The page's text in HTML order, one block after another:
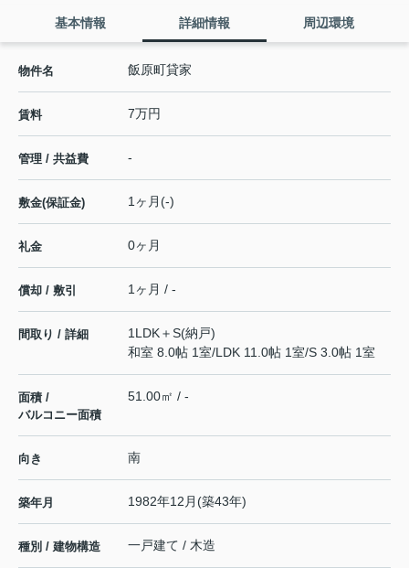
基本情報 詳細情報 周辺環境
物件名 飯原町貸家
賃料 7万円
管理 / 共益費 -
敷金(保証金) 1ヶ月(-)
礼金 0ヶ月
償却 / 敷引 1ヶ月 / -
間取り / 詳細
1LDK＋S(納戸)
和室 8.0帖 1室/LDK 11.0帖 1室/S 3.0帖 1室
面積 /
バルコニー面積
51.00㎡ / -
向き 南
築年月 1982年12月(築43年)
種別 / 建物構造 一戸建て / 木造